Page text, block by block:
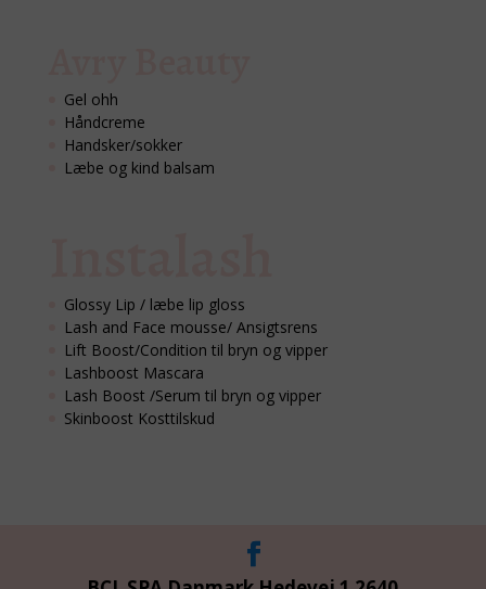
Gel ohh
Håndcreme
Handsker/sokker
Læbe og kind balsam
Glossy Lip / læbe lip gloss
Lash and Face mousse/ Ansigtsrens
Lift Boost/Condition til bryn og vipper
Lashboost Mascara
Lash Boost /Serum til bryn og vipper
Skinboost Kosttilskud